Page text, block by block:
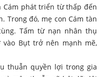
Cám phát triển từ thấp đến
Trong đó, mẹ con Cám tàn
Tấm từ nạn nhân thụ
Bụt trở nên mạnh mẽ,
thuẫn quyền lợi trong gia